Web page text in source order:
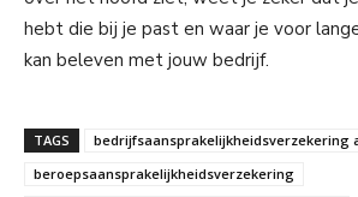
hebt die bij je past en waar je voor
kan beleven met jouw bedrijf.
TAGS
bedrijfsaansprakelijkheidsverzekering
beroepsaansprakelijkheidsverzekering